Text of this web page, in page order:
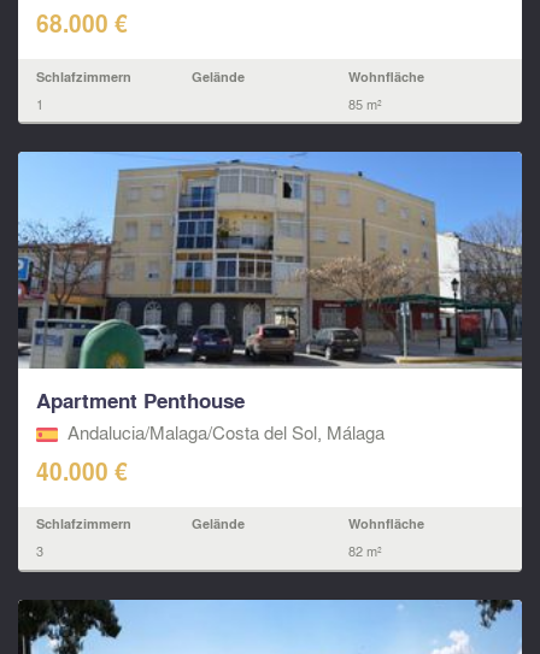
68.000 €
Schlafzimmern
1
Gelände Wohnfläche
85 m²
Apartment Penthouse
Andalucia/Malaga/Costa del Sol, Málaga
40.000 €
Schlafzimmern
3
Gelände Wohnfläche
82 m²